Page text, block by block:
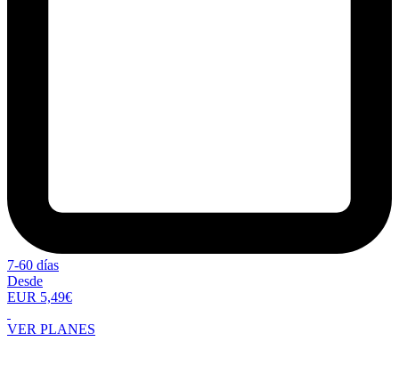
7-60 días
Desde
EUR 5,49€
VER PLANES